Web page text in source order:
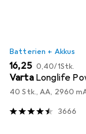
Batterien + Akkus
EUR
16,25 EUR
0,40/1Stk.
Varta Longlife
40 Stk., AA, 2960
3666